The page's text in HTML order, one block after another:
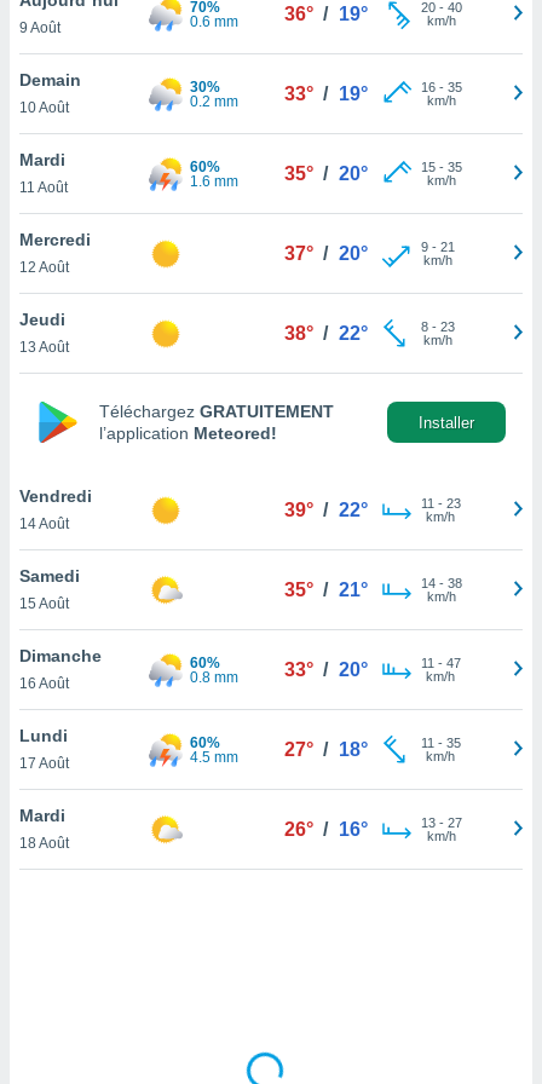
et
»,
au
vous
qu'ils
ou
le
ainsi
un
la
du
votre
à
en
le
9 Août
70%
0.6 mm
36° / 19° 20- 40
km/h
Demain
10 Août
30%
0.2 mm
33° / 19° 16- 35
km/h
Mardi
11 Août
60%
1.6 mm
35° / 20° 15- 35
km/h
Mercredi
12 Août
37° / 20° 9- 21
km/h
Jeudi
13 Août
38° / 22° 8- 23
km/h
Téléchargez GRATUITEMENT
l’application Meteored!
Installer
Vendredi
14 Août
39° / 22° 11 - 23
km/h
Samedi
15 Août
35° / 21° 14- 38
km/h
Dimanche
16 Août
60%
0.8 mm
33° / 20° 11 - 47
km/h
Lundi
17 Août
60%
4.5 mm
27° / 18° 11 - 35
km/h
Mardi
18 Août
26° / 16° 13- 27
km/h